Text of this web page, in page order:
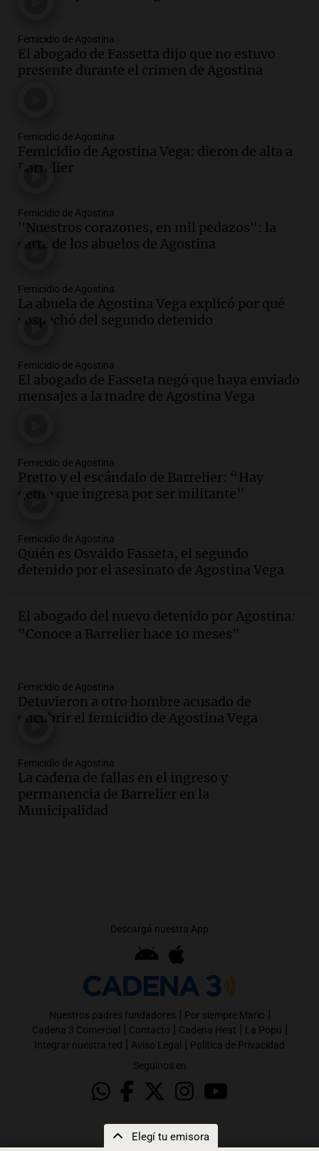
Elegí tu emisora
Femicidio de Agostina
El abogado de Fassetta dijo que no estuvo
presente durante el crimen de Agostina
Femicidio de Agostina
Femicidio de Agostina Vega: dieron de alta a
Barrelier
Femicidio de Agostina
"Nuestros corazones, en mil pedazos": la
carta de los abuelos de Agostina
Femicidio de Agostina
La abuela de Agostina Vega explicó por qué
sospechó del segundo detenido
Femicidio de Agostina
El abogado de Fasseta negó que haya enviado
mensajes a la madre de Agostina Vega
Femicidio de Agostina
Pretto y el escándalo de Barrelier: “Hay
gente que ingresa por ser militante”
Femicidio de Agostina
Quién es Osvaldo Fasseta, el segundo
detenido por el asesinato de Agostina Vega
El abogado del nuevo detenido por Agostina:
"Conoce a Barrelier hace 10 meses"
Femicidio de Agostina
Detuvieron a otro hombre acusado de
encubrir el femicidio de Agostina Vega
Femicidio de Agostina
La cadena de fallas en el ingreso y
permanencia de Barrelier en la
Municipalidad
Descargá nuestra App
Nuestros padres fundadores | Por siempre Mario |
Cadena 3 Comercial | Contacto | Cadena Heat | La Popu |
Integrar nuestra red | Aviso Legal | Política de Privacidad
Seguinos en